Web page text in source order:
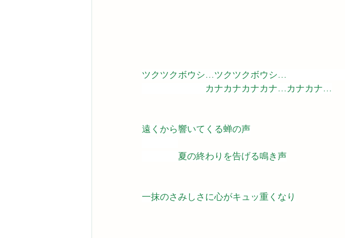
ツクツクボウシ…ツクツクボウシ…
カナカナカナカナ…カナカナ…
遠くから響いてくる蝉の声
夏の終わりを告げる鳴き声
一抹のさみしさに心がキュッ重くなり